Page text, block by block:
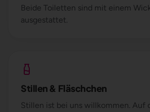
Beide Toiletten sind mit einem
ausgestattet.
Stillen & Fläschchen
Stillen ist bei uns willkommen. Auf